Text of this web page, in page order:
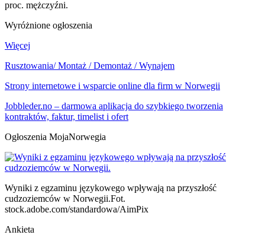
proc. mężczyźni.
Wyróżnione ogłoszenia
Więcej
Rusztowania/ Montaż / Demontaż / Wynajem
Strony internetowe i wsparcie online dla firm w Norwegii
Jobbleder.no – darmowa aplikacja do szybkiego tworzenia
kontraktów, faktur, timelist i ofert
Ogłoszenia MojaNorwegia
Wyniki z egzaminu językowego wpływają na przyszłość
cudzoziemców w Norwegii.Fot.
stock.adobe.com/standardowa/AimPix
Ankieta